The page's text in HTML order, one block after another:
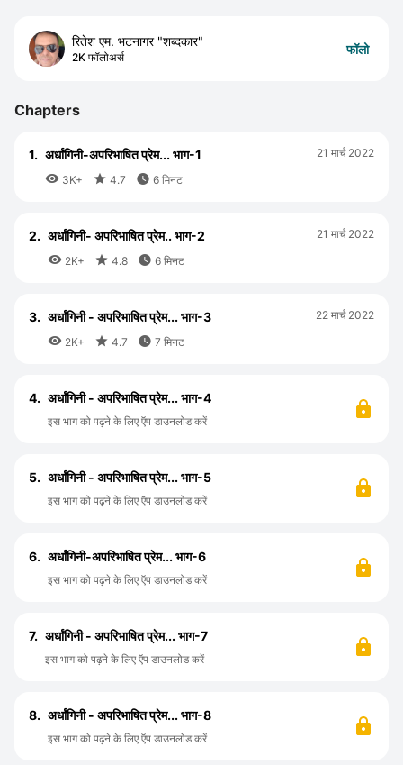
रितेश एम. भटनागर "शब्दकार"
2K फॉलोअर्स
फॉलो
Chapters
1. अर्धांगिनी-अपरिभाषित प्रेम... भाग-1
 3K+  4.7  6 मिनट
21 मार्च 2022
2. अर्धांगिनी- अपरिभाषित प्रेम.. भाग-2
 2K+  4.8  6 मिनट
21 मार्च 2022
3. अर्धांगिनी - अपरिभाषित प्रेम... भाग-3
 2K+  4.7  7 मिनट
22 मार्च 2022
4. अर्धांगिनी - अपरिभाषित प्रेम... भाग-4
इस भाग को पढ़ने के लिए ऍप डाउनलोड करें
5. अर्धांगिनी - अपरिभाषित प्रेम... भाग-5
इस भाग को पढ़ने के लिए ऍप डाउनलोड करें
6. अर्धांगिनी-अपरिभाषित प्रेम... भाग-6
इस भाग को पढ़ने के लिए ऍप डाउनलोड करें
7. अर्धांगिनी - अपरिभाषित प्रेम... भाग-7
इस भाग को पढ़ने के लिए ऍप डाउनलोड करें
8. अर्धांगिनी - अपरिभाषित प्रेम... भाग-8
इस भाग को पढ़ने के लिए ऍप डाउनलोड करें